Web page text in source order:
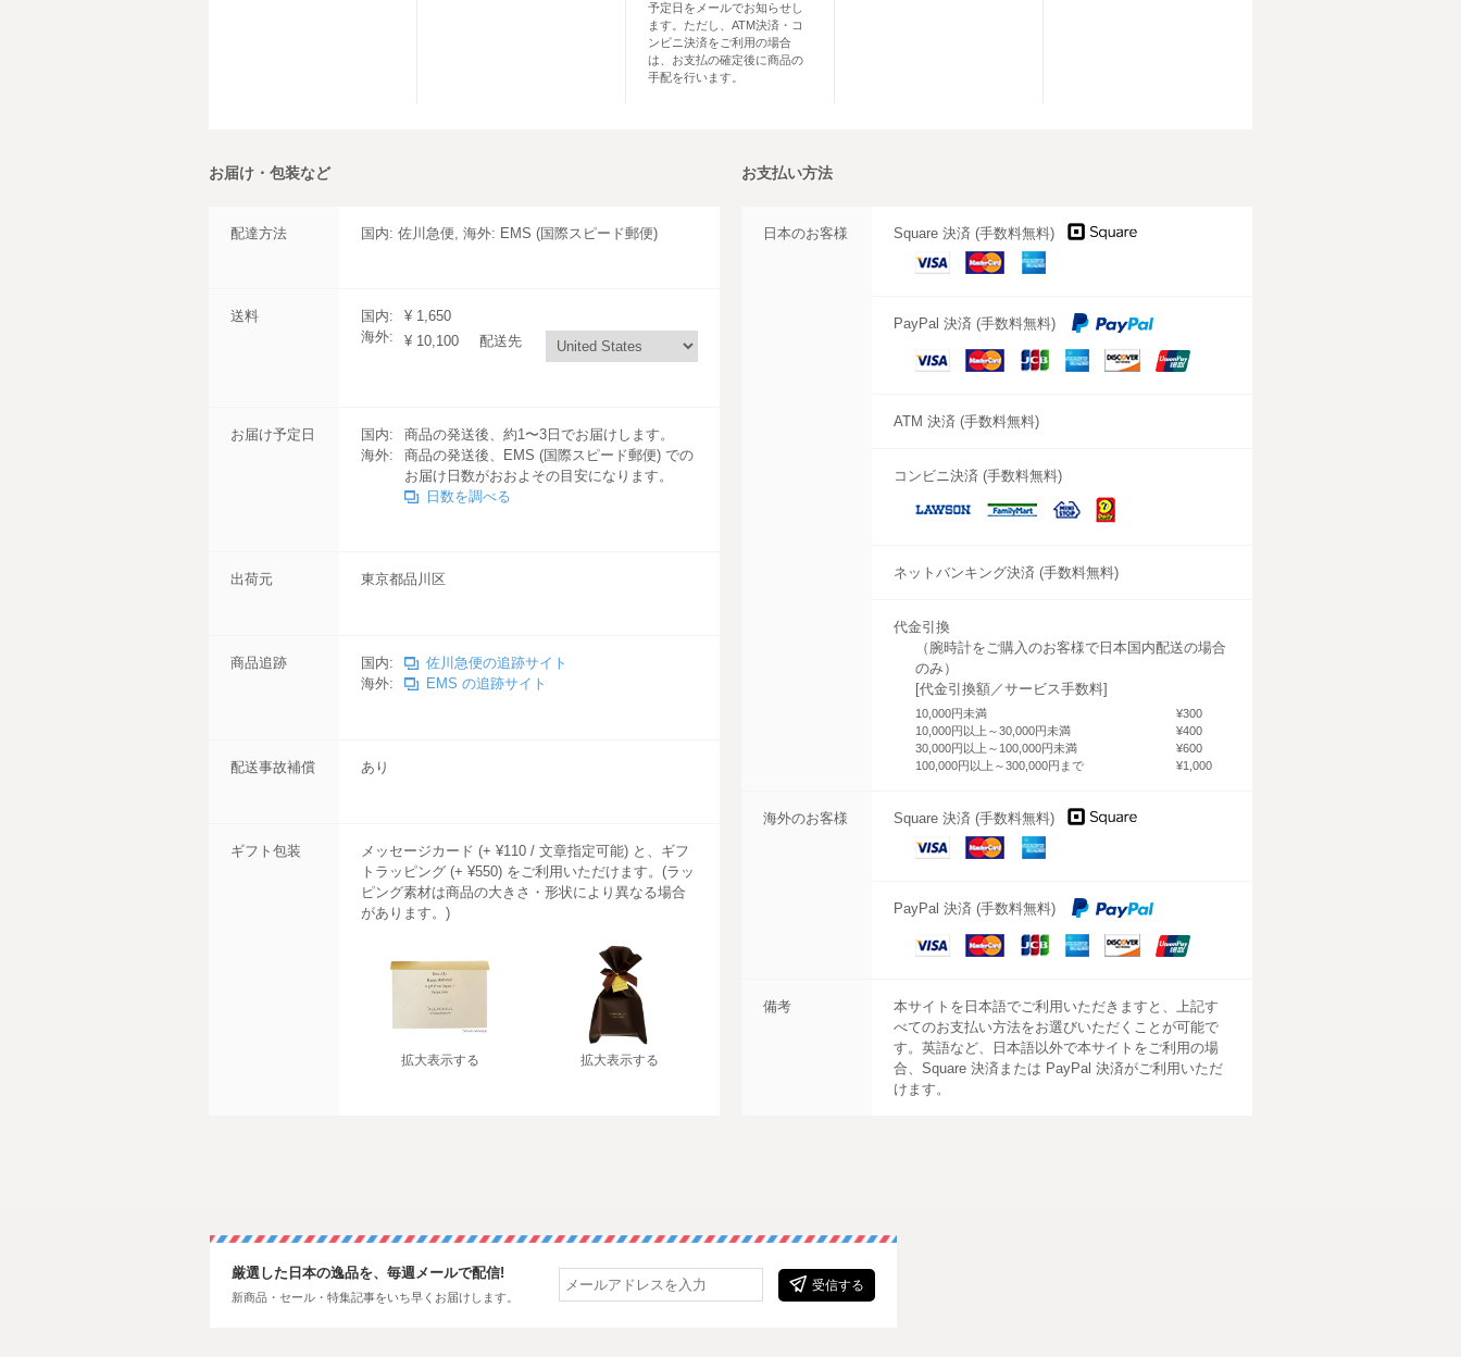
予定日をメールでお知らせし
ます。ただし、ATM決済・コ
ンビニ決済をご利用の場合
は、お支払の確定後に商品の
手配を行います。
お届け・包装など
配達方法 国内: 佐川急便, 海外: EMS (国際スピード郵便)
送料 国内:
¥ 1,650
海外:
¥ 10,100 配送先
お届け予定日 国内:
商品の発送後、約1〜3日でお届けします。
海外:
商品の発送後、EMS (国際スピード郵便) での
お届け日数がおおよその目安になります。
日数を調べる
出荷元 東京都品川区
商品追跡 国内:
佐川急便の追跡サイト
海外:
EMS の追跡サイト
配送事故補償 あり
ギフト包装
メッセージカード (+ ¥110 / 文章指定可能) と、ギフ
トラッピング (+ ¥550) をご利用いただけます。(ラッ
ピング素材は商品の大きさ・形状により異なる場合
があります。)
拡大表示する 拡大表示する
お支払い方法
日本のお客様
Square 決済 (手数料無料)
VISA
Master
American
PayPal 決済 (手数料無料)
VISA
Master
JCB
AmericanDISCOVER
ATM 決済 (手数料無料)
コンビニ決済 (手数料無料)
LAWSON FamilyMartMINISTOP
Daily
Yamazaki
ネットバンキング決済 (手数料無料)
代金引換
（腕時計をご購入のお客様で日本国内配送の場合
のみ）
[代金引換額／サービス手数料]
10,000円未満
¥300
10,000円以上～30,000円未満
¥400
30,000円以上～100,000円未満
¥600
100,000円以上～300,000円まで
¥1,000
海外のお客様
Square 決済 (手数料無料)
VISA
Master
American
PayPal 決済 (手数料無料)
VISA
Master
JCB
AmericanDISCOVER
備考
本サイトを日本語でご利用いただきますと、上記す
べてのお支払い方法をお選びいただくことが可能で
す。英語など、日本語以外で本サイトをご利用の場
合、Square 決済または PayPal 決済がご利用いただ
けます。
受信する
厳選した日本の逸品を、毎週メールで配信!
新商品・セール・特集記事をいち早くお届けします。